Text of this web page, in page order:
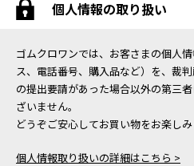
個人情報の取り扱い
ゴムクロワンでは、お客さまの個人
ス、電話番号、購入品など）を、裁
の提出要請があった場合以外の第三
ざいません。
どうぞご安心してお買い物をお楽しみ
個人情報取り扱いの詳細はこちら >